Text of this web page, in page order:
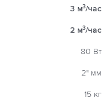
3 м3/час
2 м3/час
80 Вт
2" мм
15 кг